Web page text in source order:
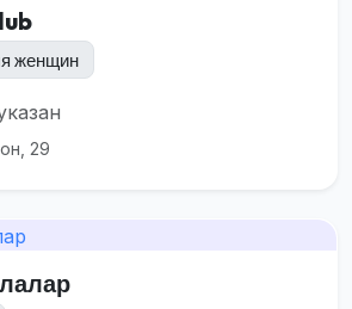
женщин
29